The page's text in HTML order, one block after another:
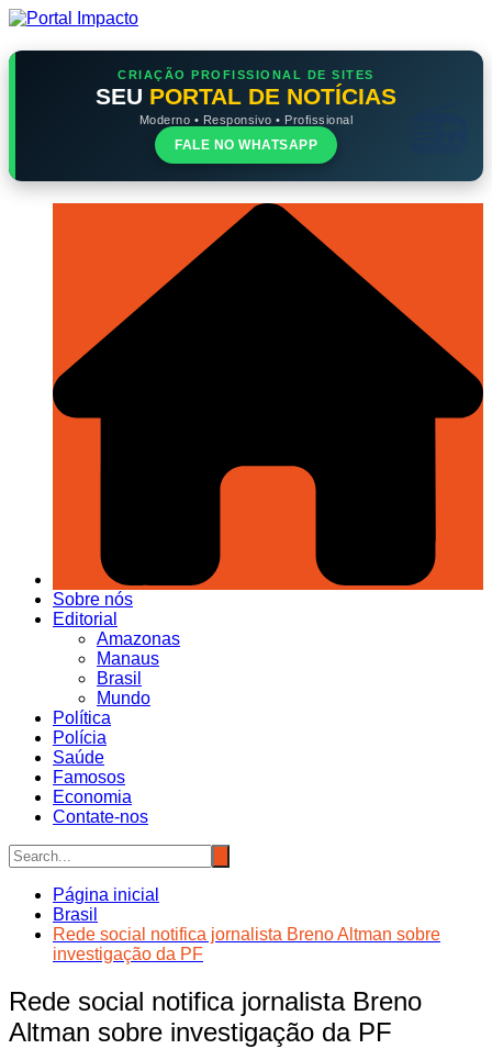
Ir
o
CRIAÇÃO PROFISSIONAL DE SITES
SEU PORTAL DE NOTÍCIAS
Moderno • Responsivo • Profissional
FALE NO WHATSAPP
Sobre nós
Editorial
Amazonas
Manaus
Brasil
Mundo
Política
Polícia
Saúde
Famosos
Economia
Contate-nos
Página inicial
Brasil
Rede social notifica jornalista Breno Altman sobre
investigação da PF
Rede social notifica jornalista Breno
Altman sobre investigação da PF